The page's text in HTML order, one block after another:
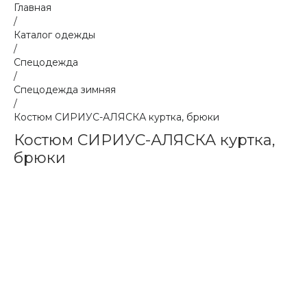
Главная
/
Каталог одежды
/
Спецодежда
/
Спецодежда зимняя
/
Костюм СИРИУС-АЛЯСКА куртка, брюки
Костюм СИРИУС-АЛЯСКА куртка,
брюки